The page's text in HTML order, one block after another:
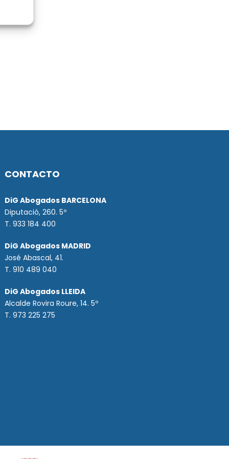
CONTACTO
DiG Abogados BARCELONA
Diputació, 260. 5º
T. 933 184 400
DiG Abogados MADRID
José Abascal, 41.
T.910 489 040
DiG Abogados LLEIDA
Alcalde Rovira Roure, 14. 5º
T. 973 225 275